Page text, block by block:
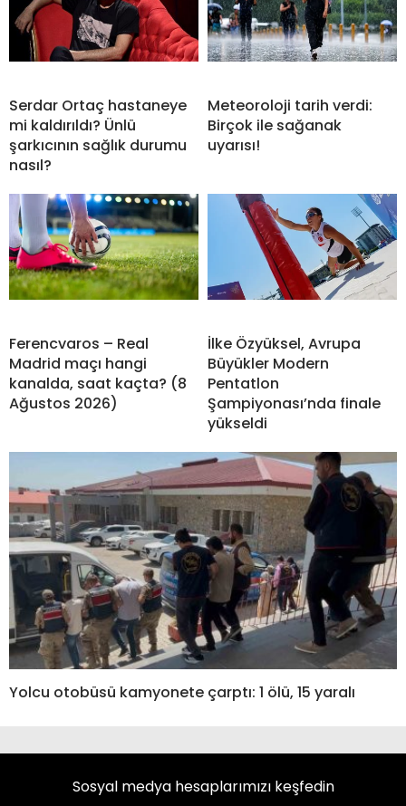
Serdar Ortaç hastaneye
mi kaldırıldı? Ünlü
şarkıcının sağlık durumu
nasıl?
Meteoroloji tarih verdi:
Birçok ile sağanak
uyarısı!
Ferencvaros – Real
Madrid maçı hangi
kanalda, saat kaçta? (8
Ağustos 2026)
İlke Özyüksel, Avrupa
Büyükler Modern
Pentatlon
Şampiyonası’nda finale
yükseldi
Yolcu otobüsü kamyonete çarptı: 1 ölü, 15 yaralı
Sosyal medya hesaplarımızı keşfedin